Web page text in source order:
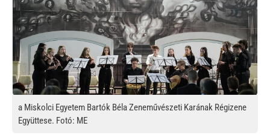
a Miskolci Egyetem Bartók Béla Zeneművészeti Karának Régizene
Együttese. Fotó: ME